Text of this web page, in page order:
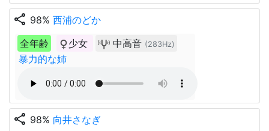
share 98% 西浦のどか
全年齢
少女 中高音 (283Hz)
暴力的な姉
share 98% 向井さなぎ